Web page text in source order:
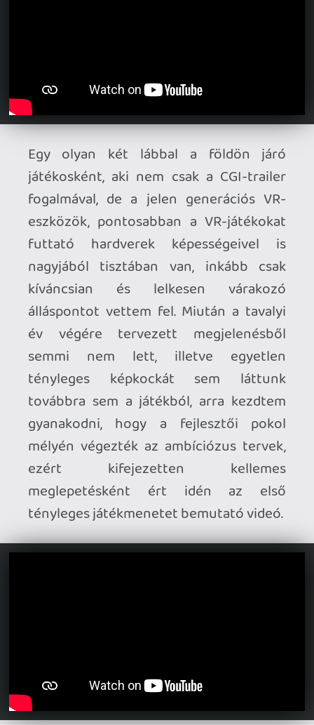
mélyén végezték az ambíciózus tervek,
ezért kifejezetten kellemes
meglepetésként ért idén az első
Nyilván köszönőviszonyban sem volt a
játék hangulatát átadni hivatott
cinematic trailerrel, viszont minimális
rendszerkövetelményként beéri akár egy
Quest 2-vel is RTX 4090 helyett. Miután
az ideigamescomkiállításon
lehetőségem nyílt személyesen is
kipróbálni a Quest 3-on futó demót,
ment is azonnal a kívánságlistára, hiszen
ha meg kell menteni a világot, rám mindig
lehet számítani!
Kratosaurus VRex
csúcsra járatja a műfaj összes kliséjét és
roppant kiszámítható: a valaha virágzó
királyságot és lakóit átok sújtja, de